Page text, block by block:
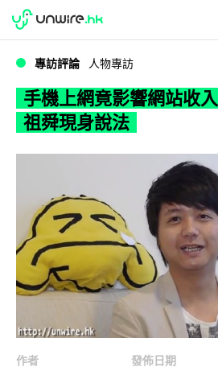
WWDC 2026
專訪評論 人物專訪
手機上網竟影響網站收
祖舜現身說法
作者
發佈日期